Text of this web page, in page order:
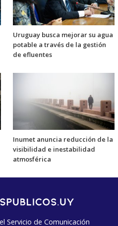
Uruguay busca mejorar su agua
potable a través de la gestión
de efluentes
Inumet anuncia reducción de la
visibilidad e inestabilidad
atmosférica
Servicio de Comunicación